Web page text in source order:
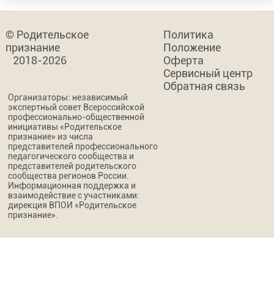
© Родительское
признание
2018-2026
Политика
Положение
Оферта
Сервисный центр
Обратная связь
Организаторы: независимый
экспертный совет Всероссийской
профессионально-общественной
инициативы «Родительское
признание» из числа
представителей профессионального
педагогического сообщества и
представителей родительского
сообщества регионов России.
Информационная поддержка и
взаимодействие с участниками:
дирекция ВПОИ «Родительское
признание».